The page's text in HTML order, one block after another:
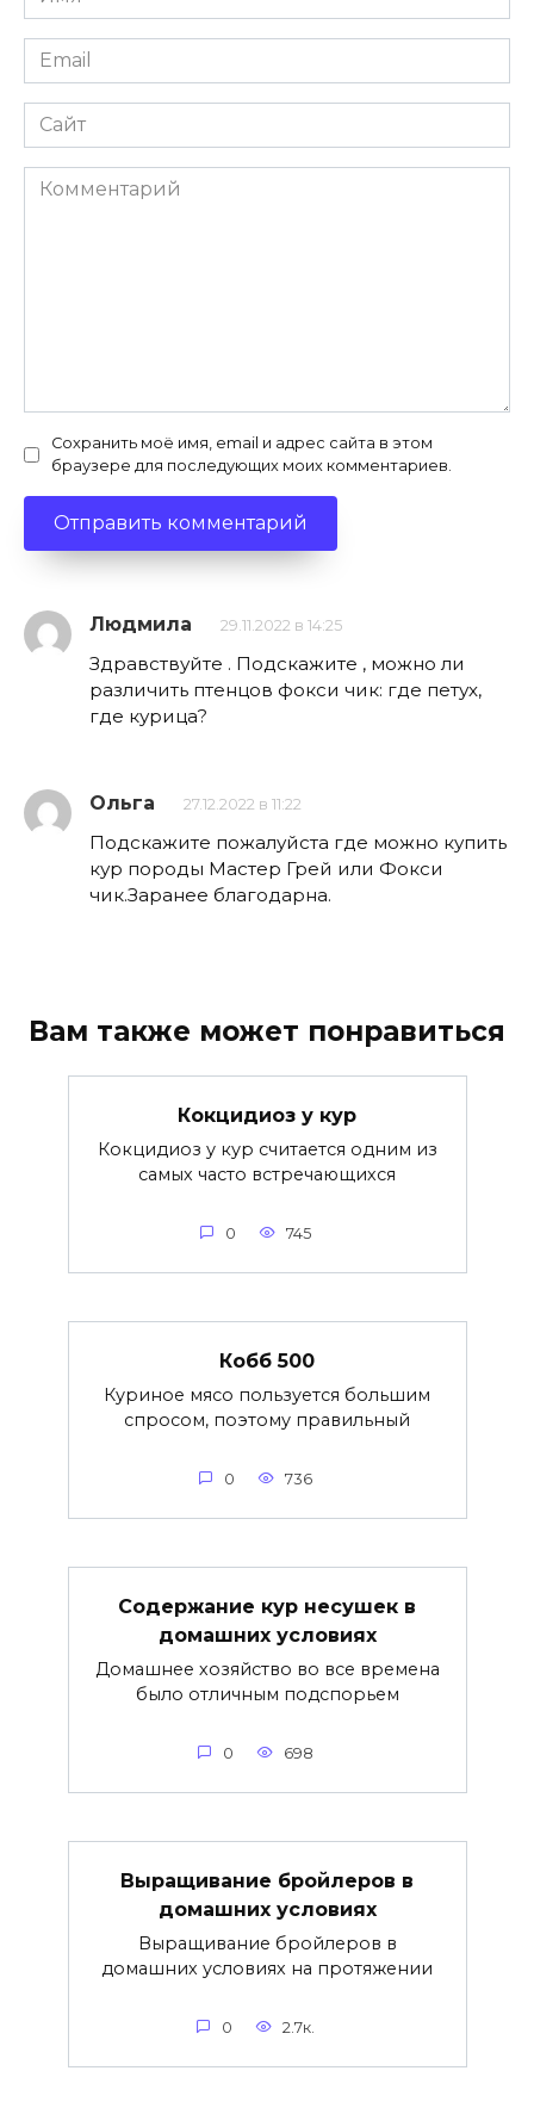
*
Email
*
Сайт
Комментарий
Сохранить моё имя, email и адрес сайта в этом
браузере для последующих моих комментариев.
Людмила 29.11.2022 в 14:25
Здравствуйте . Подскажите , можно ли
различить птенцов фокси чик: где петух,
где курица?
Ольга 27.12.2022 в 11:22
Подскажите пожалуйста где можно купить
кур породы Мастер Грей или Фокси
чик.Заранее благодарна.
Вам также может понравиться
Кокцидиоз у кур
Кокцидиоз у кур считается одним из
самых часто встречающихся
0 745
Кобб 500
Куриное мясо пользуется большим
спросом, поэтому правильный
0 736
Содержание кур несушек в
домашних условиях
Домашнее хозяйство во все времена
было отличным подспорьем
0 698
Выращивание бройлеров в
домашних условиях
Выращивание бройлеров в
домашних условиях на протяжении
0 2.7к.